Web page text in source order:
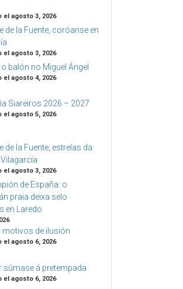
el agosto 3, 2026
de la Fuente, coróanse en
el agosto 3, 2026
balón no Miguel Ángel
el agosto 4, 2026
Siareiros 2026 – 2027
el agosto 5, 2026
de la Fuente, estrelas da
el agosto 3, 2026
de España: o
praia deixa selo
en Laredo
motivos de ilusión
el agosto 6, 2026
súmase á pretempada
el agosto 6, 2026